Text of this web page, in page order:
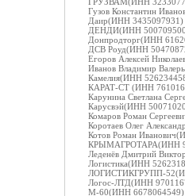
Гузов Константин
Даир(ИНН 3435097931)
ДЕНДИ(ИНН
Донпродторг(ИНН
ДСВ Роуд(ИНН
Егоров Алексей
Иванов Владимир
Камелия(ИНН
КАРАТ-СТ (ИНН
Карунина Светлана
Карусвэй(ИНН
Комаров Роман
Коротаев Олег
Котов Роман
КРЫМАГРОТАРА(ИНН
Леденёв Дмитрий
Логистика(ИНН
ЛОГИСТИКГРУПП-
Логос-ЛТД(ИНН
М-60(ИНН 6678064549)